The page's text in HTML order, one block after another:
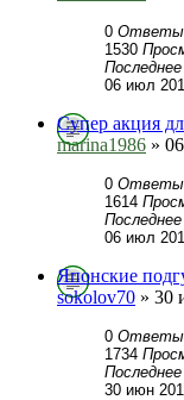
0 Ответы
1530
06 июл
Cупер акция
marina1986 »
0 Ответы
1614
06 июл
Японские
sokolov70 » 30
0 Ответы
1734
30 июн